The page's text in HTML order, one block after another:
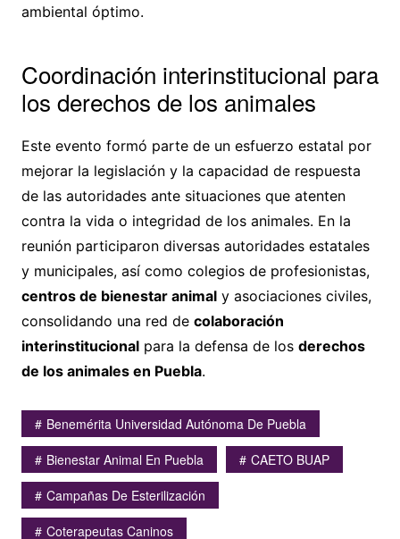
ambiental óptimo.
Coordinación interinstitucional para
los derechos de los animales
Este evento formó parte de un esfuerzo estatal por
mejorar la legislación y la capacidad de respuesta
de las autoridades ante situaciones que atenten
contra la vida o integridad de los animales. En la
reunión participaron diversas autoridades estatales
y municipales, así como colegios de profesionistas,
centros de bienestar animaly asociaciones civiles,
consolidando una red de colaboración
interinstitucionalpara la defensa de los derechos
de los animales en Puebla.
Benemérita Universidad Autónoma De Puebla
Bienestar Animal En Puebla
CAETO BUAP
Campañas De Esterilización
Coterapeutas Caninos